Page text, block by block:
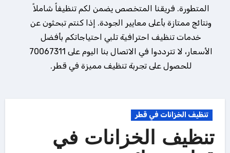
المتطورة. فريقنا المتخصص يضمن لكم تنظيفاً شاملاً
ونتائج ممتازة بأعلى معايير الجودة. إذا كنتم تبحثون عن
خدمات تنظيف احترافية تلبي احتياجاتكم بأفضل
الأسعار، لا تترددوا في الاتصال بنا اليوم على 70067311
للحصول على تجربة تنظيف مميزة في قطر.
تنظيف الخزانات في قطر
تنظيف الخزانات في